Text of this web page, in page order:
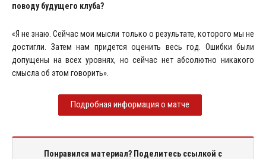
поводу будущего клуба?
«Я не знаю. Сейчас мои мысли только о результате, которого мы не
достигли. Затем нам придется оценить весь год. Ошибки были
допущены на всех уровнях, но сейчас нет абсолютно никакого
смысла об этом говорить».
Подробная информация о матче
Понравился материал? Поделитесь ссылкой с